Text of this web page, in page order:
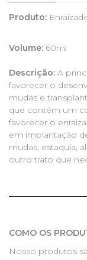
Produto:
Volume: 60ml
Descrição: A
favorecer o
mudas e
que contém um
favorecer o
em implantação
mudas, estaquia,
outro trato que
COMO OS
Nosso produtos